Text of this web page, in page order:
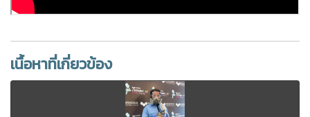
เนื้อหาที่เกี่ยวข้อง